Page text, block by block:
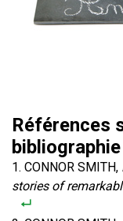
Références
bibliographie
CONNOR SMITH,
stories of